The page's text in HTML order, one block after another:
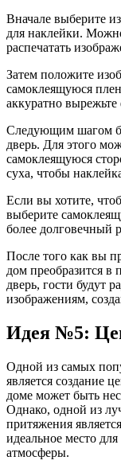
Вначале выберите
для наклейки.
распечатать
Затем положите
самоклеящуюся
аккуратно
Следующим шагом
дверь. Для этого
самоклеящуюся
суха, чтобы
Если вы хотите,
выберите
более долговечный
После того как вы
дом преобразится в
дверь, гости будут
изображениям,
Идея №5:
Одной из самых
является создание
доме может быть
Однако, одной из
притяжения
идеальное место
атмосферы.